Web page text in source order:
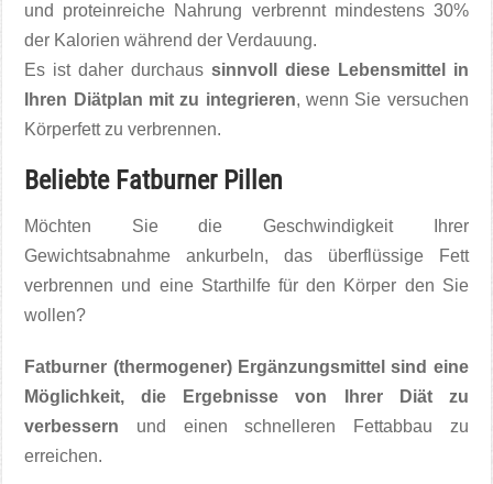
und proteinreiche Nahrung verbrennt mindestens 30%
der Kalorien während der Verdauung.
Es ist daher durchaus sinnvoll diese Lebensmittel in
Ihren Diätplan mit zu integrieren, wenn Sie versuchen
Körperfett zu verbrennen.
Beliebte Fatburner Pillen
Möchten Sie die Geschwindigkeit Ihrer
Gewichtsabnahme ankurbeln, das überflüssige Fett
verbrennen und eine Starthilfe für den Körper den Sie
wollen?
Fatburner (thermogener) Ergänzungsmittel sind eine
Möglichkeit, die Ergebnisse von Ihrer Diät zu
verbessern und einen schnelleren Fettabbau zu
erreichen.